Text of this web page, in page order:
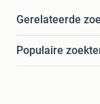
Gerelateerde
Populaire